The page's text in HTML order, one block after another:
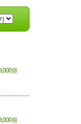
원
원